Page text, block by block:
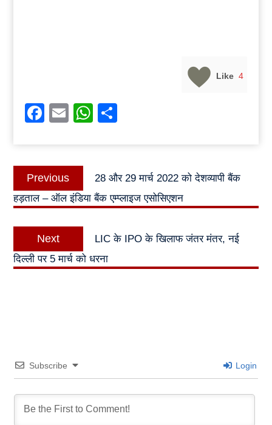
Like 4
Facebook
EmailWhatsApp
Post
navigation
Previous
Previous
post:
28 और 29 मार्च 2022 को देशव्यापी बैंक
हड़ताल – ऑल इंडिया बैंक एम्प्लाइज एसोसिएशन
Next
post:
LIC के IPO के खिलाफ जंतर मंतर, नई
दिल्ली पर 5 मार्च को धरना
Subscribe Login